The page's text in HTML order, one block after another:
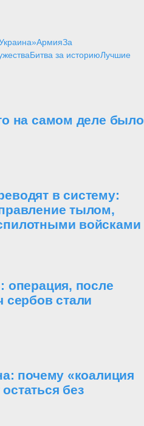
АрмияЗа
Битва за историюЛучшие
на самом деле было
в систему:
тылом,
войсками
операция, после
сербов стали
почему «коалиция
без